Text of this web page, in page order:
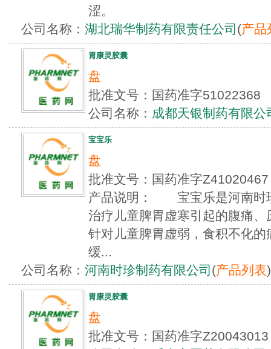
涩。
公司名称： 湖北瑞华制药有限责任公司 (产品
胃康灵胶囊
盘
批准文号：国药准字
公司名称： 成都天银制药有限公
宝宝乐
盘
批准文号：国药准字
产品说明： 宝宝乐是河南时
治疗儿童脾胃虚寒引起的腹痛
针对儿童脾胃虚弱，食积不化
缓...
公司名称： 河南时珍制药有限公司 (产品列表)
胃康灵胶囊
盘
批准文号：国药准字